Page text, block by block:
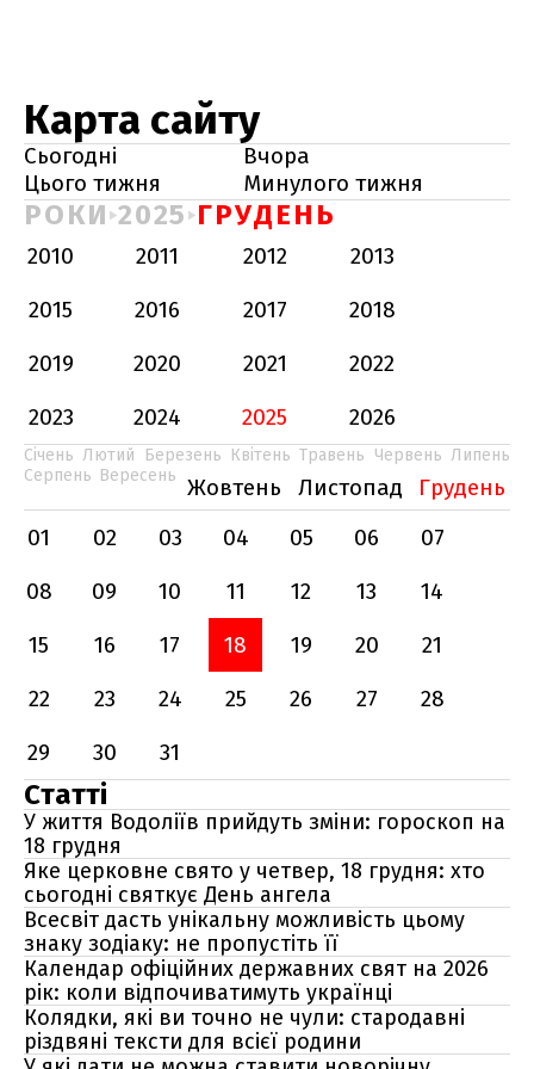
Карта сайту
Сьогодні
Вчора
Цього тижня
Минулого тижня
РОКИ 2025 ГРУДЕНЬ
2010 2011 2012
2013
2015
2016 2017
2018
2019
2020 2021
2022
2023
2024 2025 2026
Січень Лютий Березень Квітень Травень Червень Липень
Серпень Вересень Жовтень Листопад
Грудень
01
02 03 04 05 06
07
08
09 10 11 12 13
14
15
16 17 18 19 20
21
22
23 24 25 26 27
28
29
30 31
Статті
У життя Водоліїв прийдуть зміни: гороскоп на
18 грудня
Яке церковне свято у четвер, 18 грудня: хто
сьогодні святкує День ангела
Всесвіт дасть унікальну можливість цьому
знаку зодіаку: не пропустіть її
Календар офіційних державних свят на 2026
рік: коли відпочиватимуть українці
Колядки, які ви точно не чули: стародавні
різдвяні тексти для всієї родини